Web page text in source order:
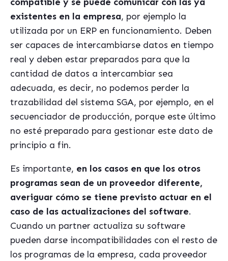
existentes en la empresa, por ejemplo la
utilizada por un ERP en funcionamiento. Deben
ser capaces de intercambiarse datos en tiempo
real y deben estar preparados para que la
cantidad de datos a intercambiar sea
adecuada, es decir, no podemos perder la
trazabilidad del sistema SGA, por ejemplo, en el
secuenciador de producción, porque este último
no esté preparado para gestionar este dato de
principio a fin.
Es importante, en los casos en que los otros
programas sean de un proveedor diferente,
averiguar cómo se tiene previsto actuar en el
caso de las actualizaciones del software.
Cuando un partner actualiza su software
pueden darse incompatibilidades con el resto de
los programas de la empresa, cada proveedor